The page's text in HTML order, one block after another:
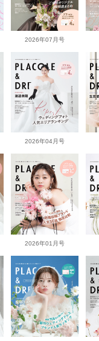
2026年07月号
2026年04月号
2026年01月号